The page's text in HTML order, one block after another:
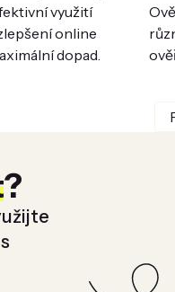
využití
online
dopad.
?